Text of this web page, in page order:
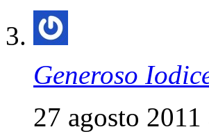
Generoso
27 agosto